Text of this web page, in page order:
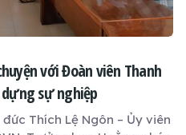
với Đoàn viên Thanh
sự nghiệp
Thích Lệ Ngôn – Ủy viên